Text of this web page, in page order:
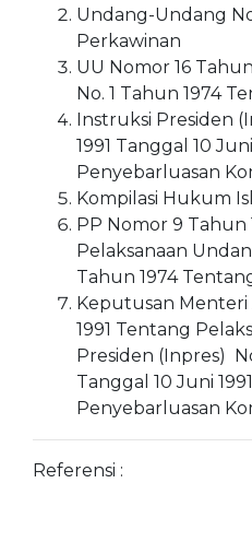
Undang-Undang
Perkawinan
UU Nomor 16
No. 1 Tahun 1974
Instruksi Presiden
1991 Tanggal 10
Penyebarluasan
Kompilasi Hukum
PP Nomor 9 Tahun
Pelaksanaan
Tahun 1974
Keputusan Menteri
1991 Tentang
Presiden (Inpres)
Tanggal 10 Juni
Penyebarluasan
Referensi :